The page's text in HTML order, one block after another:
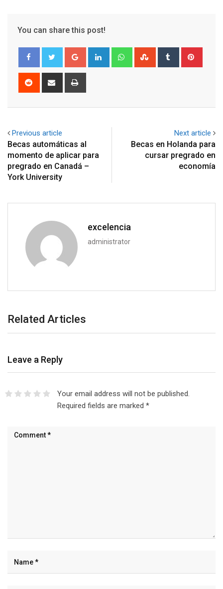
You can share this post!
Google+ LinkedIn WhatsappStumbleUpon
Tumblr
Reddit
Share
Previous article
Becas automáticas al
momento de aplicar para
pregrado en Canadá –
York University
Next article
Becas en Holanda para
cursar pregrado en
economía
excelencia
administrator
Related Articles
Leave a Reply
Your email address will not be published.
Required fields are marked *